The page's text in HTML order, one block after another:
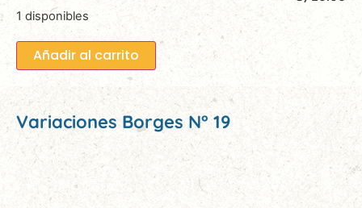
1 disponibles
Añadir al carrito
Variaciones Borges N° 19